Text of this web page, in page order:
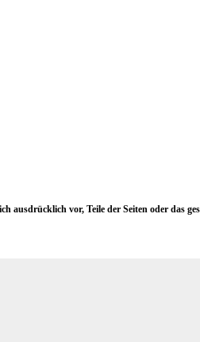
vor, Teile der Seiten oder das